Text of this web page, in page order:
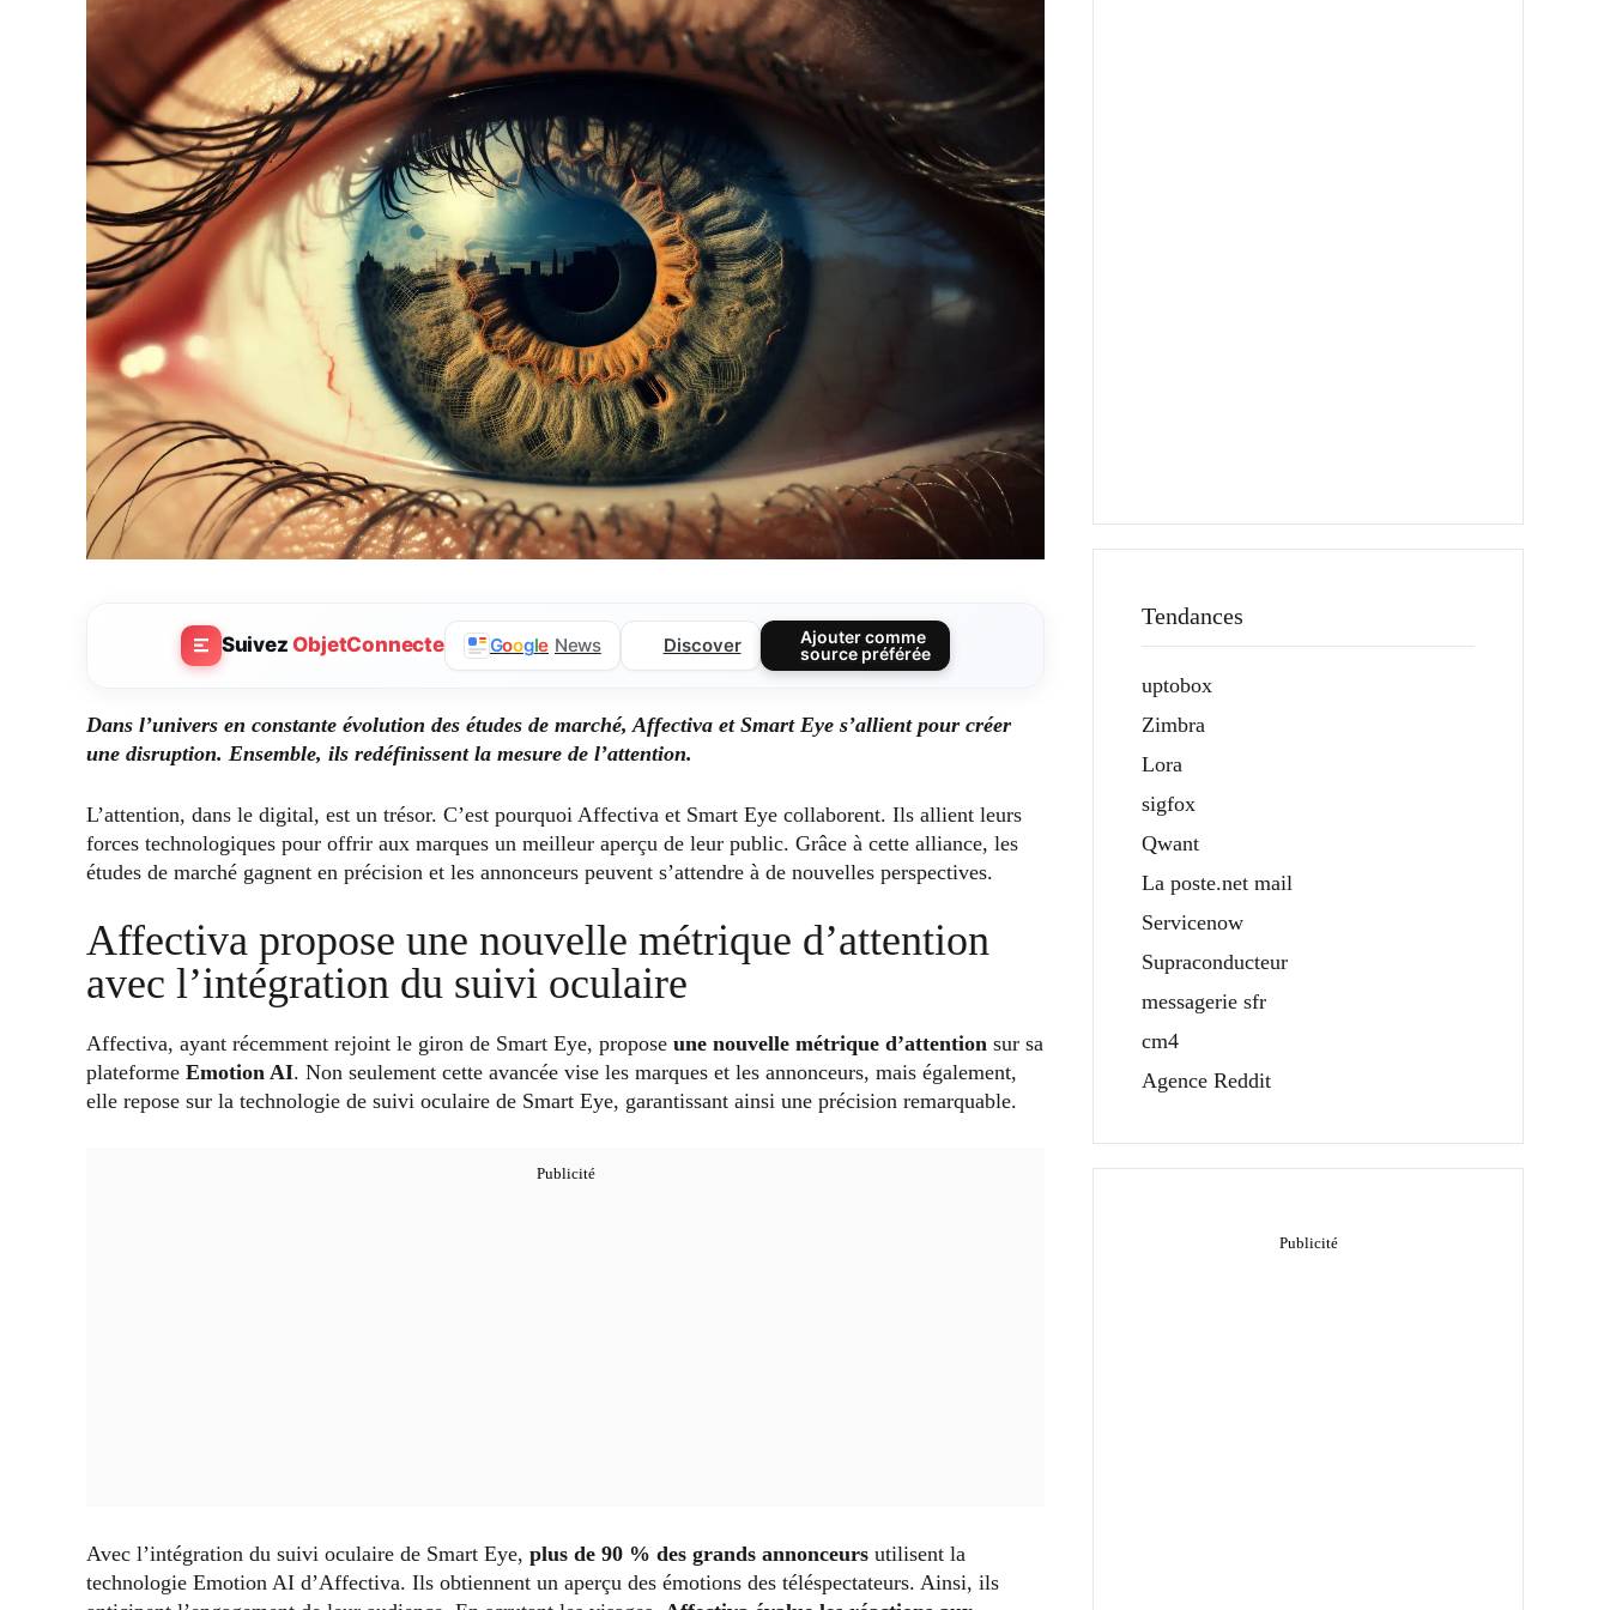
SuivezObjetConnecte Google News Discover
Ajouter comme
source préférée
Dans l’univers en constante évolution des études de marché, Affectiva et Smart Eye s’allient pour créer
une disruption. Ensemble, ils redéfinissent la mesure de l’attention.
L’attention, dans le digital, est un trésor. C’est pourquoi Affectiva et Smart Eye collaborent. Ils allient leurs
forces technologiques pour offrir aux marques un meilleur aperçu de leur public. Grâce à cette alliance, les
études de marché gagnent en précision et les annonceurs peuvent s’attendre à de nouvelles perspectives.
Affectiva propose une nouvelle métrique d’attention
avec l’intégration du suivi oculaire
Affectiva, ayant récemment rejoint le giron de Smart Eye, propose une nouvelle métrique d’attention sur sa
plateforme Emotion AI. Non seulement cette avancée vise les marques et les annonceurs, mais également,
elle repose sur la technologie de suivi oculaire de Smart Eye, garantissant ainsi une précision remarquable.
Avec l’intégration du suivi oculaire de Smart Eye, plus de 90 % des grands annonceurs utilisent la
technologie Emotion AI d’Affectiva. Ils obtiennent un aperçu des émotions des téléspectateurs. Ainsi, ils
Tendances
uptobox
Zimbra
Lora
sigfox
Qwant
La poste.net mail
Servicenow
Supraconducteur
messagerie sfr
cm4
Agence Reddit